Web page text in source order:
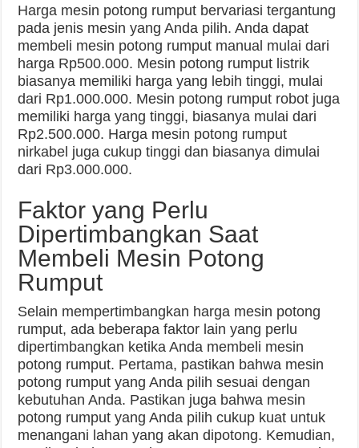
Harga mesin potong rumput bervariasi tergantung
pada jenis mesin yang Anda pilih. Anda dapat
membeli mesin potong rumput manual mulai dari
harga Rp500.000. Mesin potong rumput listrik
biasanya memiliki harga yang lebih tinggi, mulai
dari Rp1.000.000. Mesin potong rumput robot juga
memiliki harga yang tinggi, biasanya mulai dari
Rp2.500.000. Harga mesin potong rumput
nirkabel juga cukup tinggi dan biasanya dimulai
dari Rp3.000.000.
Faktor yang Perlu
Dipertimbangkan Saat
Membeli Mesin Potong
Rumput
Selain mempertimbangkan harga mesin potong
rumput, ada beberapa faktor lain yang perlu
dipertimbangkan ketika Anda membeli mesin
potong rumput. Pertama, pastikan bahwa mesin
potong rumput yang Anda pilih sesuai dengan
kebutuhan Anda. Pastikan juga bahwa mesin
potong rumput yang Anda pilih cukup kuat untuk
menangani lahan yang akan dipotong. Kemudian,